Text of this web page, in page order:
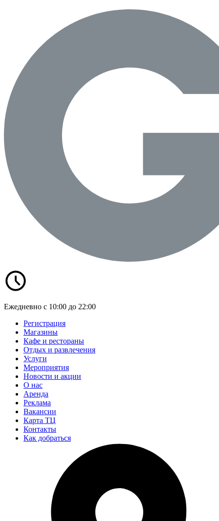
Ежедневно с 10:00 до 22:00
Регистрация
Магазины
Кафе и рестораны
Отдых и развлечения
Услуги
Мероприятия
Новости и акции
О нас
Аренда
Реклама
Вакансии
Карта ТЦ
Контакты
Как добраться